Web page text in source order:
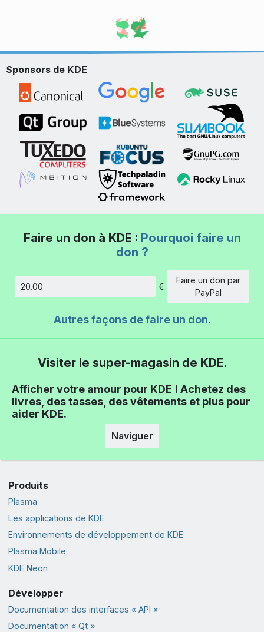
Sponsors de KDE
Faire un don à KDE : Pourquoi faire un
don ?
Montant
€
Faire un don par
PayPal
Autres façons de faire un don.
Visiter le super-magasin de KDE.
Afficher votre amour pour KDE ! Achetez des
livres, des tasses, des vêtements et plus pour
aider KDE.
Naviguer
Produits
Plasma
Les applications de KDE
Environnements de développement de KDE
Plasma Mobile
KDE Neon
Développer
Documentation des interfaces « API »
Documentation « Qt »